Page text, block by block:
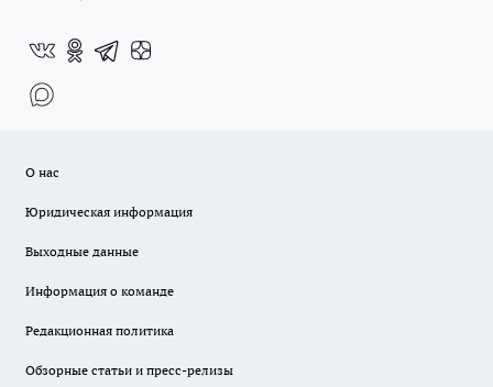
О нас
Юридическая информация
Выходные данные
Информация о команде
Редакционная политика
Обзорные статьи и пресс-релизы